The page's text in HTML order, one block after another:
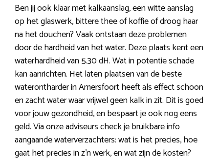
Ben jij ook klaar met kalkaanslag, een witte aanslag
op het glaswerk, bittere thee of koffie of droog haar
na het douchen? Vaak ontstaan deze problemen
door de hardheid van het water. Deze plaats kent een
waterhardheid van 5.30 dH. Wat in potentie schade
kan aanrichten. Het laten plaatsen van de beste
waterontharder in Amersfoort heeft als effect schoon
en zacht water waar vrijwel geen kalk in zit. Dit is goed
voor jouw gezondheid, en bespaart je ook nog eens
geld. Via onze adviseurs check je bruikbare info
aangaande waterverzachters: wat is het precies, hoe
gaat het precies in z’n werk, en wat zijn de kosten?